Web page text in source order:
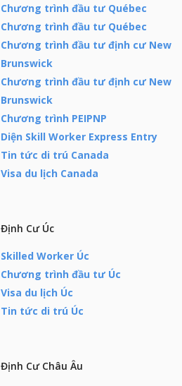
Chương trình đầu tư Québec
Chương trình đầu tư Québec
Chương trình đầu tư định cư New
Brunswick
Chương trình đầu tư định cư New
Brunswick
Chương trình PEIPNP
Diện Skill Worker Express Entry
Tin tức di trú Canada
Visa du lịch Canada
Định Cư Úc
Skilled Worker Úc
Chương trình đầu tư Úc
Visa du lịch Úc
Tin tức di trú Úc
Định Cư Châu Âu